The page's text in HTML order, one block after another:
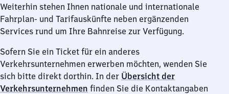
Weiterhin stehen Ihnen nationale und internationale
Fahrplan- und Tarifauskünfte neben ergänzenden
Services rund um Ihre Bahnreise zur Verfügung.
Sofern Sie ein Ticket für ein anderes
Verkehrsunternehmen erwerben möchten, wenden Sie
sich bitte direkt dorthin. In der Übersicht der
Verkehrsunternehmen finden Sie die Kontaktangaben